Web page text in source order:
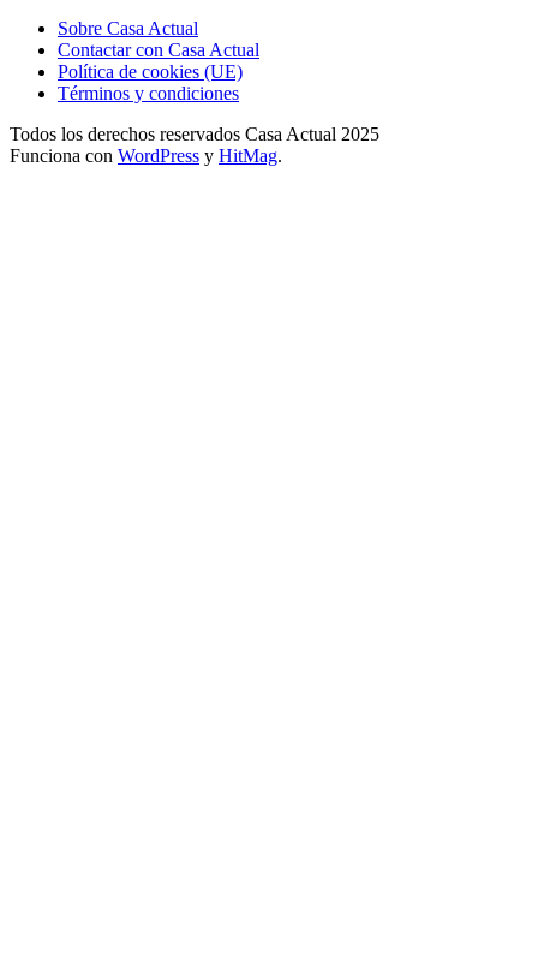
Sobre Casa Actual
Contactar con Casa Actual
Política de cookies (UE)
Términos y condiciones
Todos los derechos reservados Casa Actual 2025
Funciona con WordPress y HitMag.